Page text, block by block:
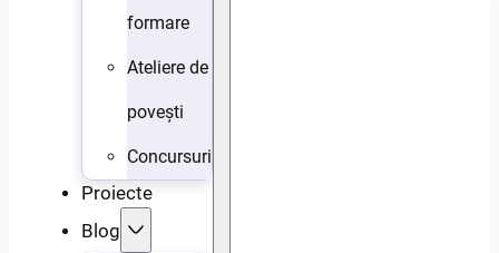
formare
Ateliere de
povești
Concursuri
Proiecte
Blog